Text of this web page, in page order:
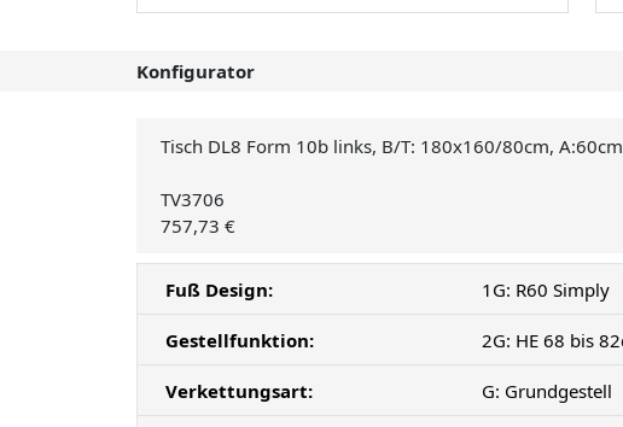
Konfigurator
Tisch DL8 Form 10b links, B/T: 180x160/80cm, A:60cm
TV3706
757,73 €
Fuß Design: 1G: R60 Simply
Gestellfunktion: 2G: HE 68 bis
Verkettungsart: G: Grundgestell